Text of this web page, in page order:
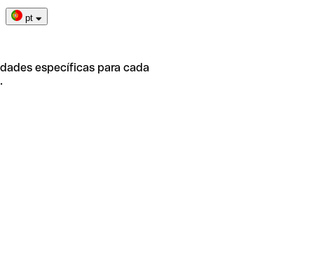
pt
específicas para cada